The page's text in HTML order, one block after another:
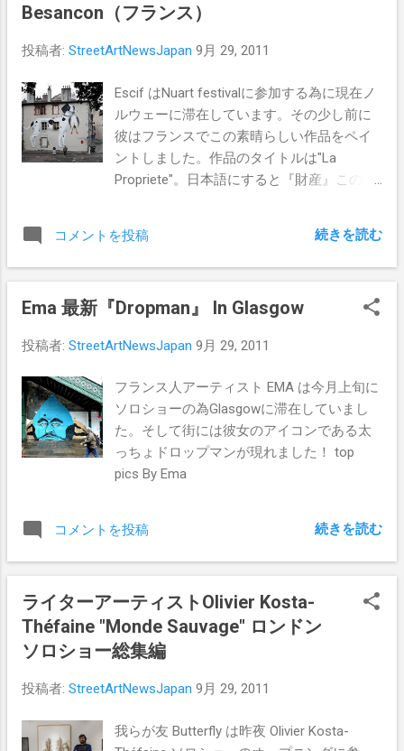
Besancon（フランス）
投稿者: StreetArtNewsJapan 9月 29, 2011
Escif はNuart festivalに参加する為に現在ノ
ルウェーに滞在しています。その少し前に
彼はフランスでこの素晴らしい作品をペイ
ントしました。作品のタイトルは"La
Propriete"。日本語にすると『財産』この作
コメントを投稿 続きを読む
Ema 最新『Dropman』 In Glasgow
投稿者: StreetArtNewsJapan 9月 29, 2011
フランス人アーティスト EMA は今月上旬に
ソロショーの為Glasgowに滞在していまし
た。そして街には彼女のアイコンである太
っちょドロップマンが現れました！ top
pics By Ema
コメントを投稿 続きを読む
ライターアーティストOlivier Kosta-
Théfaine "Monde Sauvage" ロンドン
ソロショー総集編
投稿者: StreetArtNewsJapan 9月 29, 2011
我らが友 Butterfly は昨夜 Olivier Kosta-